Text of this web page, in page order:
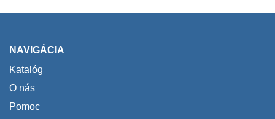
NAVIGÁCIA
Katalóg
O nás
Pomoc